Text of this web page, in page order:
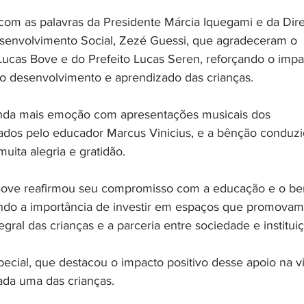
as palavras da Presidente Márcia Iquegami e da
Social, Zezé Guessi, que agradeceram o
Bove e do Prefeito Lucas Seren, reforçando o
desenvolvimento e aprendizado das crianças.
mais emoção com apresentações musicais dos
pelo educador Marcus Vinicius, e a bênção
alegria e gratidão.
reafirmou seu compromisso com a educação e o
a importância de investir em espaços que
das crianças e a parceria entre sociedade e
que destacou o impacto positivo desse apoio na
uma das crianças.